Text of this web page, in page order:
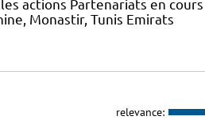
actions Partenariats en cours
Monastir, Tunis Emirats
relevance: